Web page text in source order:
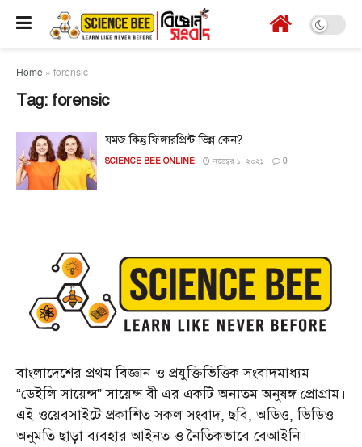
Home » forensic
Tag: forensic
যমজ কিন্তু ফিঙ্গারপ্রিন্ট ভিন্ন কেন?
SCIENCE BEE ONLINE নভেম্বর ১, ২০২১ 0
বাংলাদেশের প্রথম বিজ্ঞান ও প্রযুক্তিভিত্তিক সংবাদমাধ্যম
“ডেইলি সায়েন্স” সায়েন্স বী এর একটি অন্যতম অনুষঙ্গ প্রোগ্রাম।
এই ওয়েবসাইটে প্রকাশিত সকল সংবাদ, ছবি, অডিও, ভিডিও
অনুমতি ছাড়া ব্যবহার আইনত ও নৈতিকভাবে বেআইনি।